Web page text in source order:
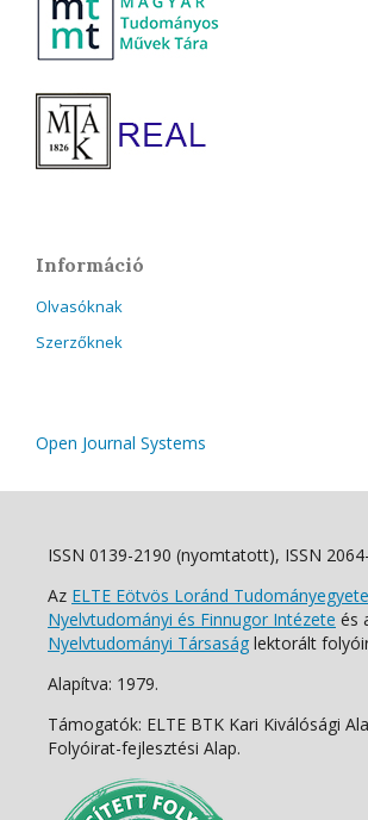
Információ
Olvasóknak
Szerzőknek
Open Journal Systems
ISSN 0139-2190 (nyomtatott), ISSN
Az ELTE Eötvös Loránd
Nyelvtudományi és Finnugor Intézete és
Nyelvtudományi Társaság lektorált
Alapítva: 1979.
Támogatók: ELTE BTK Kari Kiválósági
Folyóirat-fejlesztési Alap.